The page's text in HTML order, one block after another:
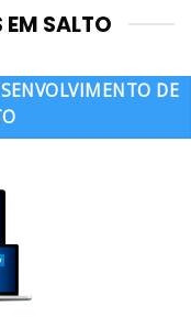
EM SALTO
DE